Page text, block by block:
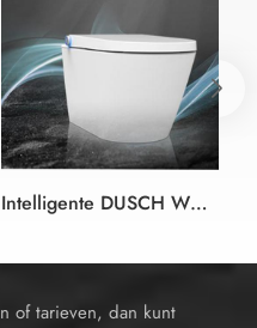
Intelligente DUSCH WC douche bidet Wc-zitting wit bidet wc-bril in randloze Design
of tarieven, dan kunt